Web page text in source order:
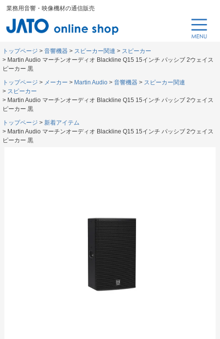
業務用音響・映像機材の通信販売
トップページ 音響機器 スピーカー関連
スピーカー
Martin Audio マーチンオーディオ Blackline Q15 15インチ パッシブ 2ウェイス
ピーカー 黒
トップページ
メーカー Martin Audio 音響機器
スピーカー関連
スピーカー
Martin Audio マーチンオーディオ Blackline Q15 15インチ パッシブ 2ウェイス
ピーカー 黒
トップページ
新着アイテム
Martin Audio マーチンオーディオ Blackline Q15 15インチ パッシブ 2ウェイス
ピーカー 黒